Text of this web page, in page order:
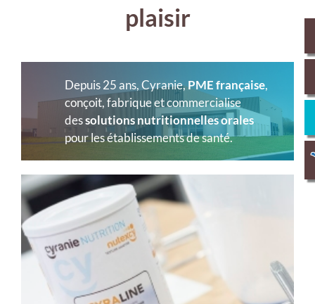
plaisir
Depuis 25 ans, Cyranie,PME française,
conçoit, fabrique et commercialise
dessolutions nutritionnelles orales
pour les établissements de santé.